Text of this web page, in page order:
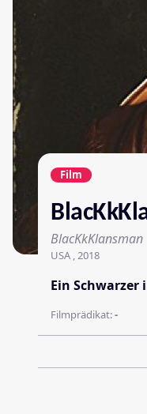
Film
BlacKkKlansman
USA , 2018
Ein
Filmprädikat:-